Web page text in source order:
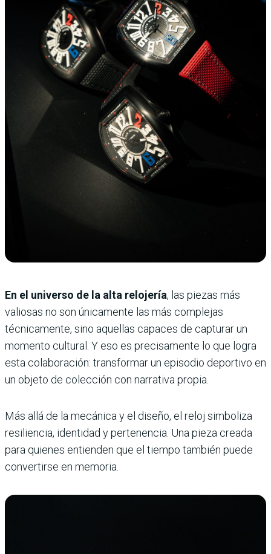
En el universo de la alta relojería, las piezas más
valiosas no son únicamente las más complejas
técnicamente, sino aquellas capaces de capturar un
momento cultural. Y eso es precisamente lo que logra
esta colaboración: transformar un episodio deportivo en
un objeto de colección con narrativa propia.
Más allá de la mecánica y el diseño, el reloj simboliza
resiliencia, identidad y pertenencia. Una pieza creada
para quienes entienden que el tiempo también puede
convertirse en memoria.